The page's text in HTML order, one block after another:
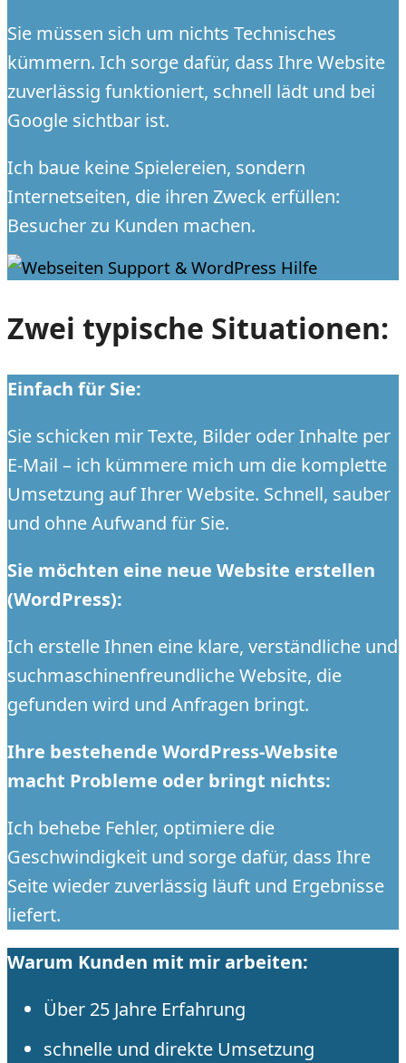
Sie müssen sich um nichts Technisches
kümmern. Ich sorge dafür, dass Ihre Website
zuverlässig funktioniert, schnell lädt und bei
Google sichtbar ist.
Ich baue keine Spielereien, sondern
Internetseiten, die ihren Zweck erfüllen:
Besucher zu Kunden machen.
Zwei typische Situationen:
Einfach für Sie:
Sie schicken mir Texte, Bilder oder Inhalte per
E-Mail – ich kümmere mich um die komplette
Umsetzung auf Ihrer Website. Schnell, sauber
und ohne Aufwand für Sie.
Sie möchten eine neue Website erstellen
(WordPress):
Ich erstelle Ihnen eine klare, verständliche und
suchmaschinenfreundliche Website, die
gefunden wird und Anfragen bringt.
Ihre bestehende WordPress-Website
macht Probleme oder bringt nichts:
Ich behebe Fehler, optimiere die
Geschwindigkeit und sorge dafür, dass Ihre
Seite wieder zuverlässig läuft und Ergebnisse
liefert.
Warum Kunden mit mir arbeiten:
Über 25 Jahre Erfahrung
schnelle und direkte Umsetzung